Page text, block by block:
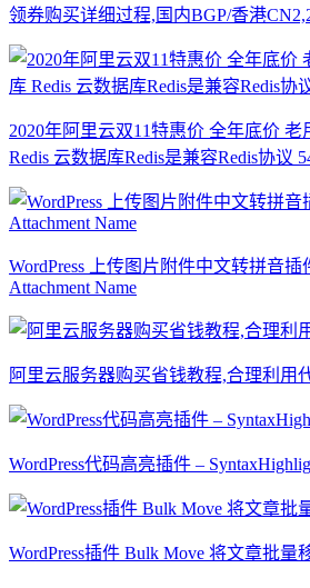
领券购买详细过程,国内BGP/香港
2020年阿里云双11特惠价 全年底价
Redis 云数据库Redis是兼容Redis协议
WordPress 上传图片附件中文转拼音插
Attachment Name
阿里云服务器购买省钱教程,合理利用
WordPress代码高亮插件 –
WordPress插件 Bulk Move 将文章批量